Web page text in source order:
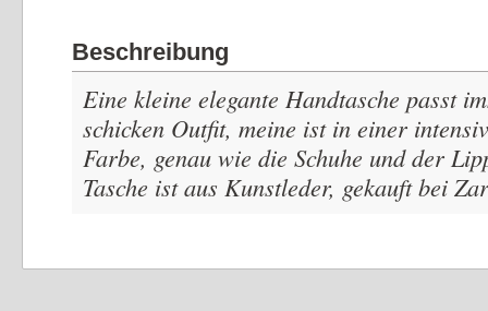
Beschreibung
Eine kleine elegante Handtasche passt
schicken Outfit, meine ist in einer
Farbe, genau wie die Schuhe und der
Tasche ist aus Kunstleder, gekauft bei